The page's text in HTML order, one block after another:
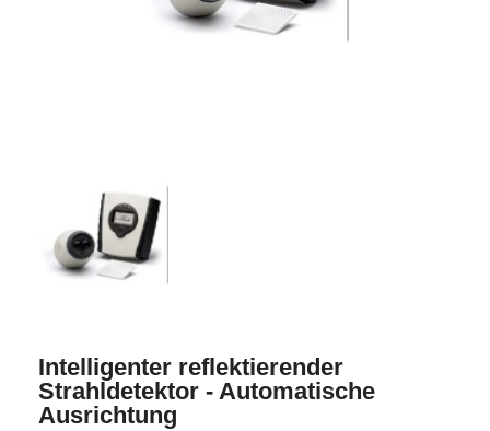
Intelligenter reflektierender
Strahldetektor - Automatische
Ausrichtung